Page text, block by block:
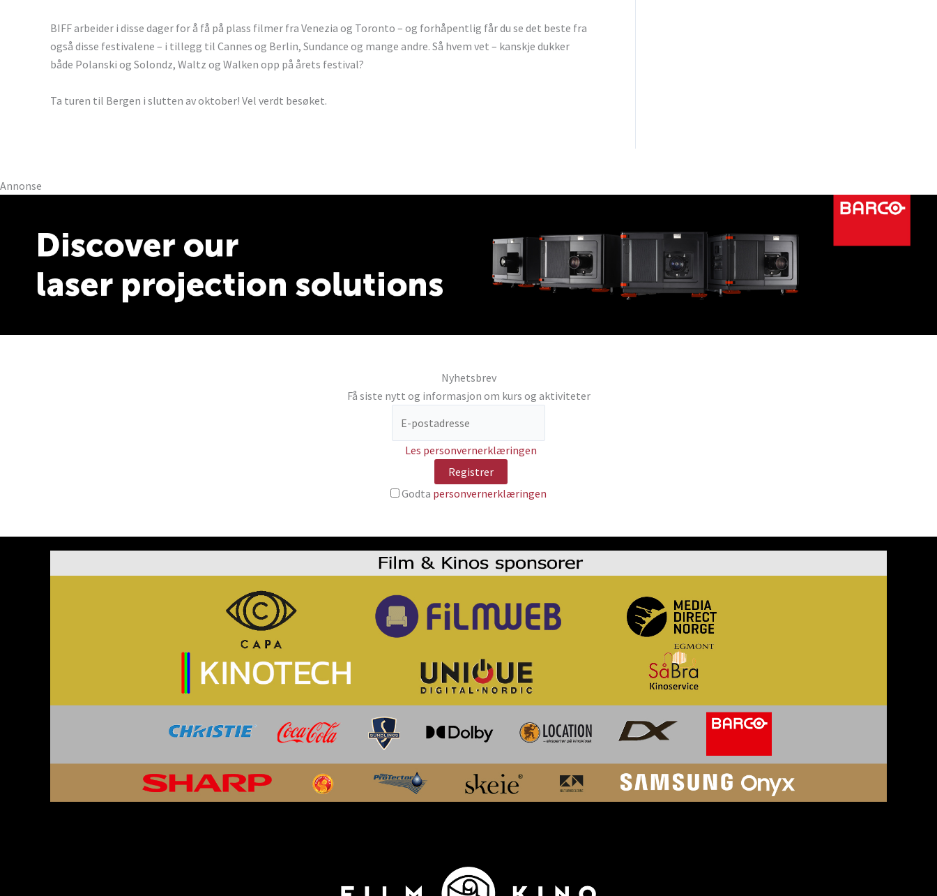
BIFF arbeider i disse dager for å få på plass filmer fra Venezia og Toronto – og forhåpentlig får du se det beste fra
også disse festivalene – i tillegg til Cannes og Berlin, Sundance og mange andre. Så hvem vet – kanskje dukker
både Polanski og Solondz, Waltz og Walken opp på årets festival?
Ta turen til Bergen i slutten av oktober! Vel verdt besøket.
Annonse
Nyhetsbrev
Få siste nytt og informasjon om kurs og aktiviteter
Les personvernerklæringen
Godta personvernerklæringen